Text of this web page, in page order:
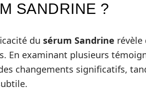
SANDRINE ?
du sérum Sandrine révèle
En examinant plusieurs
changements significatifs,